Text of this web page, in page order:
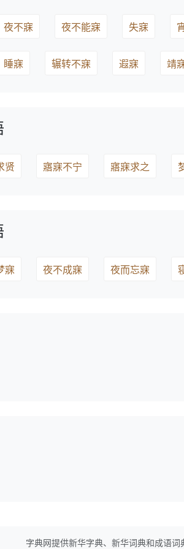
夜不寐 夜不能寐 失寐
睡寐 辗转不寐 遐寐 靖
贤 寤寐不宁 寤寐求之
寐 夜不成寐 夜而忘寐
字典网提供新华字典、新华词典和成语